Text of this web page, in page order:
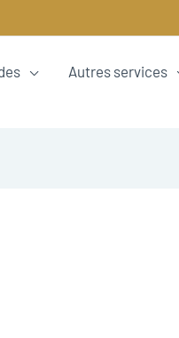
Autres services